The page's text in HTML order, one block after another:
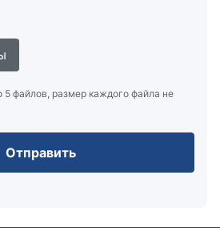
5 файлов, размер каждого файла не
Отправить